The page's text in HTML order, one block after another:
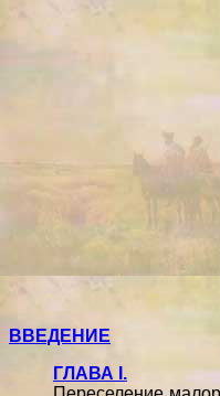
ВВЕДЕНИЕ
ГЛАВА I.